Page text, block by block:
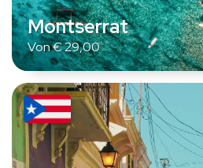
Montserrat
Von€29,00